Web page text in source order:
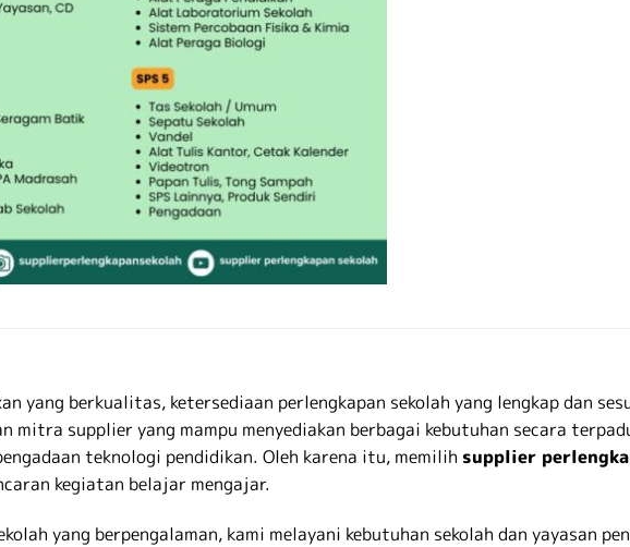
yang berkualitas, ketersediaan perlengkapan sekolah yang lengkap dan
mitra supplier yang mampu menyediakan berbagai kebutuhan secara
teknologi pendidikan. Oleh karena itu, memilih supplier
kegiatan belajar mengajar.
yang berpengalaman, kami melayani kebutuhan sekolah dan yayasan